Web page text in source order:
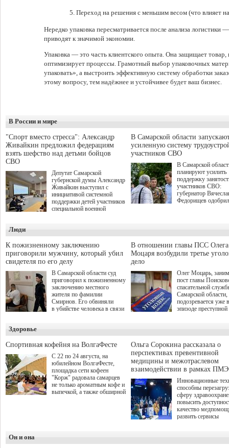
Переход на решения с меньшим весом (что влияет
Нередко упаковка пересматривается после анализа
приводят к значимой экономии.
Упаковка — это часть клиентского опыта. Она защищает товар,
оптимизирует процессы. Грамотный выбор упаковочных
упаковать», а выстроить эффективную систему обработки
этому вопросу, тем надёжнее и устойчивее будет ваш бизнес.
В России и мире
"Спорт вместо стресса": Александр
Живайкин предложил федерациям
взять шефство над детьми бойцов
СВО
Депутат Самарской
губернской думы Александр
Живайкин выступил с
инициативой системной
поддержки детей участников
специальной военной
"Помощь фронту и семьям
участников СВО", которая
прошла в Отрадном 7
августа.
В Самарской области
усиленную систему
участников СВО
В Самарской
планируют усилить
поддержку
участников СВО:
губернатор
Федорищев
на трудоустройство
спокойную
мирной жизни.
Люди
К пожизненному заключению
приговорили мужчину, который убил
свидетеля по его делу
В Самарской области суд
приговорил к пожизненному
заключению местного
жителя по фамилии
Смирнов. Его обвиняли
в убийстве человека в связи
В отношении главы ПСС Олега
Моцаря возбудили третье
дело
Олег Моцарь,
пост главы
спасательной
Самарской области,
подозревается уже
эпизоде преступной
а сам он
Здоровье
Спортивная кофейня на ВолгаФесте
С 22 по 24 августа, на
юбилейном ВолгаФесте,
площадка сети кофеен
"Корж" радовала самарцев
не только ароматным кофе и
выпечкой, а также обширной
Ольга Сорокина рассказала о
перспективах превентивной
медицины и межотраслевом
взаимодействии в рамках
Инновационные
способны
сферу
повысить
качество
развить сервисы
определенными
Он и она